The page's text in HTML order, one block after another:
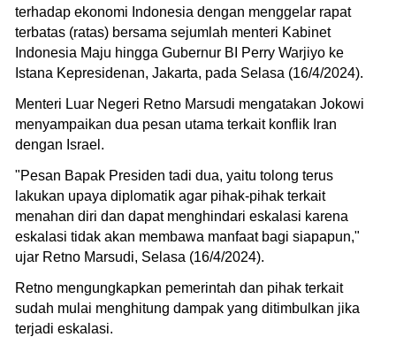
terhadap ekonomi Indonesia dengan menggelar rapat
terbatas (ratas) bersama sejumlah menteri Kabinet
Indonesia Maju hingga Gubernur BI Perry Warjiyo ke
Istana Kepresidenan, Jakarta, pada Selasa (16/4/2024).
Menteri Luar Negeri Retno Marsudi mengatakan Jokowi
menyampaikan dua pesan utama terkait konflik Iran
dengan Israel.
"Pesan Bapak Presiden tadi dua, yaitu tolong terus
lakukan upaya diplomatik agar pihak-pihak terkait
menahan diri dan dapat menghindari eskalasi karena
eskalasi tidak akan membawa manfaat bagi siapapun,"
ujar Retno Marsudi, Selasa (16/4/2024).
Retno mengungkapkan pemerintah dan pihak terkait
sudah mulai menghitung dampak yang ditimbulkan jika
terjadi eskalasi.